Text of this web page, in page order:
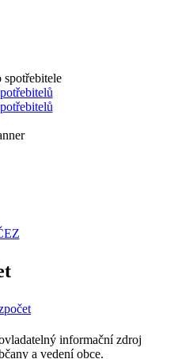
spotřebitele
informační zdroj
a vedení obce.